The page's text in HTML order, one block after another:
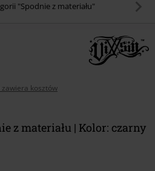
"Spodnie z materiału"
zawiera kosztów
z materiału | Kolor: czarny